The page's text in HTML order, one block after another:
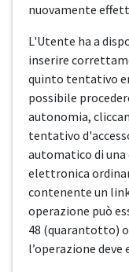
nuovamente
L'Utente ha a
inserire
quinto tentativo
possibile
autonomia,
tentativo
automatico di
elettronica
contenente un
operazione può
48 (quarantotto)
l’operazione